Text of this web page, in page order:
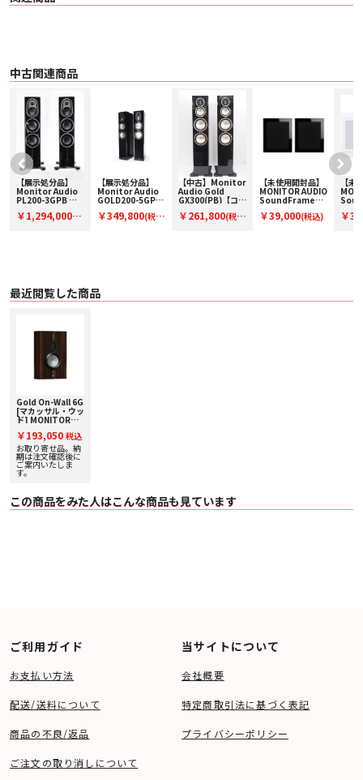
中古関連商品
【展示処分品】
Monitor Audio
PL200-3GPB ペ
PL200-3GPB】メ
￥1,294,000(税
【展示処分品】
Monitor Audio
GOLD200-5GPB
GOLD200-
￥349,800(税
【中古】Monitor
Audio Gold
GX300(PB)【コー
ロア型スピーカー
￥261,800(税
【未使用開封品】
MONITOR AUDIO
SoundFrame3
売)【コード91-
￥39,000(税込)
【未
【コ
￥
最近閲覧した商品
Gold On-Wall 6G
[マカッサル・ウッ
ド] MONITOR
オーディオ] オン
ウォールスピーカ
ー [1台] 下取り査
定額20%アップ実
施中！
￥193,050 税込
お取り寄せ品。納
期は注文確認後に
ご案内いたしま
す。
この商品をみた人はこんな商品も見ています
ご利用ガイド
お支払い方法
配送/送料について
商品の不良/返品
ご注文の取り消しについて
当サイトについて
会社概要
特定商取引法に基づく表記
プライバシーポリシー